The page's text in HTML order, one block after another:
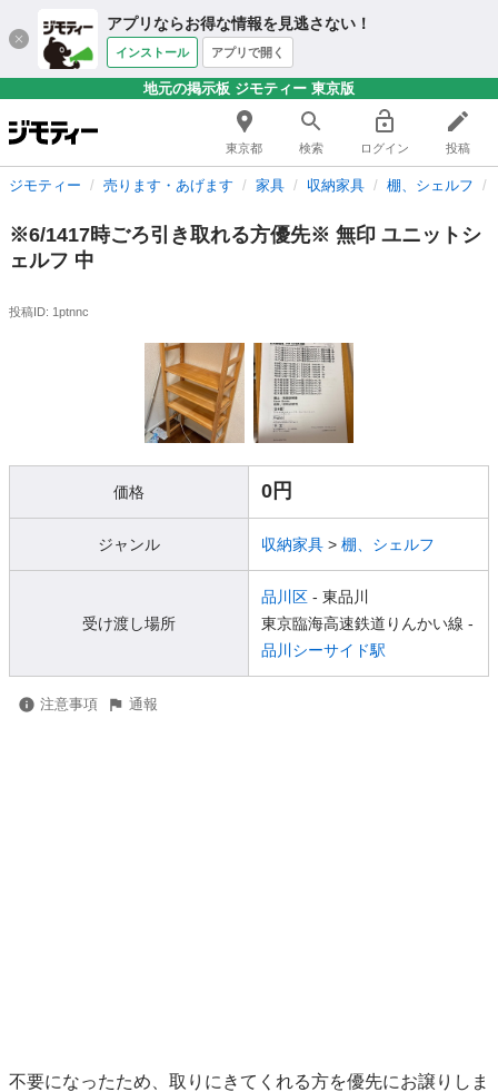
アプリならお得な情報を見逃さない！
インストール アプリで開く
地元の掲示板 ジモティー 東京版
東京都 検索 ログイン 投稿
ジモティー 売ります・あげます 家具 収納家具 棚、シェルフ
※6/1417時ごろ引き取れる方優先※ 無印 ユニットシ
ェルフ 中
投稿ID: 1ptnnc
価格 0円
ジャンル 収納家具 > 棚、シェルフ
受け渡し場所
品川区 - 東品川
東京臨海高速鉄道りんかい線 -
品川シーサイド駅
注意事項 通報
不要になったため、取りにきてくれる方を優先にお譲りしま